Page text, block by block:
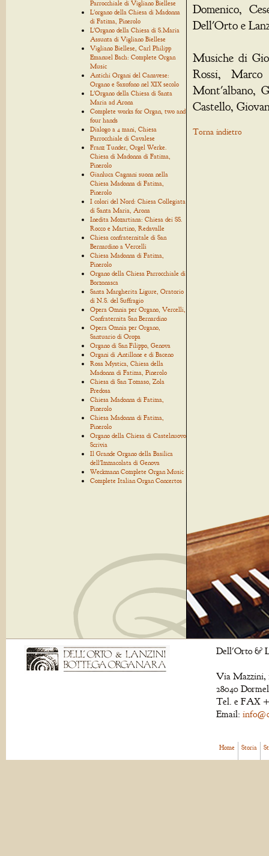
Parrocchiale di Vigliano Biellese
L'organo della Chiesa di Madonna
di Fatima, Pinerolo
L'Organo della Chiesa di S.Maria
Assunta di Vigliano Biellese
Vigliano Biellese, Carl Philipp
Emanuel Bach: Complete Organ
Music
Antichi Organi del Canavese:
Organo e Saxofono nel XIX secolo
L'Organo della Chiesa di Santa
Maria ad Arona
Complete works for Organ, two and
four hands
Dialogo a 4 mani, Chiesa
Parrocchiale di Cavalese
Franz Tunder, Orgel Werke.
Chiesa di Madonna di Fatima,
Pinerolo
Gianluca Cagnani suona nella
Chiesa Madonna di Fatima,
Pinerolo
I colori del Nord: Chiesa Collegiata
di Santa Maria, Arona
Inedita Mozartiana: Chiesa dei SS.
Rocco e Martino, Redavalle
Chiesa confraternitale di San
Bernardino a Vercelli
Chiesa Madonna di Fatima,
Pinerolo
Organo della Chiesa Parrocchiale di
Borzonasca
Santa Margherita Ligure, Oratorio
di N.S. del Suffragio
Opera Omnia per Organo, Vercelli,
Confraternita San Bernardino
Opera Omnia per Organo,
Santuario di Oropa
Organo di San Filippo, Genova
Organi di Antillone e di Baceno
Rosa Mystica, Chiesa della
Madonna di Fatima, Pinerolo
Chiesa di San Tomaso, Zola
Predosa
Chiesa Madonna di Fatima,
Pinerolo
Chiesa Madonna di Fatima,
Pinerolo
Organo della Chiesa di Castelnuovo
Scrivia
Il Grande Organo della Basilica
dell'Immacolata di Genova
Weckmann Complete Organ Music
Complete Italian Organ Concertos
Domenico,
Dell'Orto e
Musiche di
Rossi, Marco
Mont'albano,
Castello,
Torna indietro
Dell'Orto &
Via Mazzini,
28040
Tel. e FAX
Email:
Home Storia